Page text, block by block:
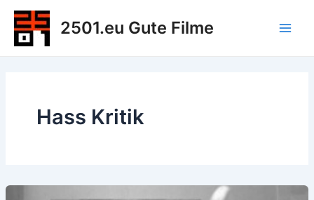
Zum
Inhalt
springen
2501.eu Gute Filme
Hass Kritik